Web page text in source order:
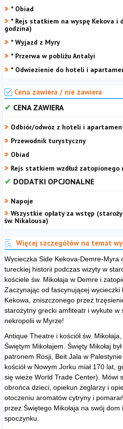
* Obiad
* Rejs statkiem na wyspę Kekova
godzina)
* Wyjazd z Myry
* Przerwa w pobliżu Antalyi
* Odwiezienie do hoteli i
Cena zawiera / nie zawiera
CENA ZAWIERA
Odbiór/odwóz z hoteli i
Przewodnik turystyczny
Obiad
Rejs statkiem wzdłuż zatopionego
DODATKI OPCJONALNE
Napoje
Wszystkie opłaty za wstęp
św. Nikalousa)
Więcej szczegółów na temat
Wycieczka Side Kekova-Demre-Myra
tureckiej historii podczas wizyty w
kościele św. Mikołaja w Demre i
Zaczynając od fascynującej wycieczki
Kekowa, zniszczonego przez
starożytny grecki amfiteatr i wykute w
nekropolii w Myrze!
Antique Theatre i kościół św.
Świętym Mikołajem. Święty Mikołaj
patronem Rosji, Beit Jala w
kościół w Nowym Jorku miał 170 lat,
się wieże World Trade Center). Mówi
obrońca dzieci, opiekun żeglarzy i
otoczeniu aromatów cytryny i
przez Świętego Mikołaja na swój
spoczynku.